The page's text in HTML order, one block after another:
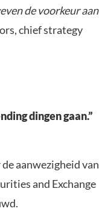
de voorkeur aan
chief strategy
dingen gaan.”
aanwezigheid van
and Exchange